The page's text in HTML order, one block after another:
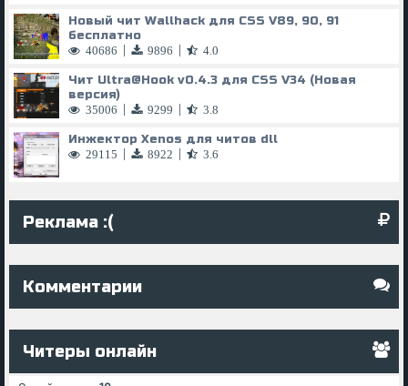
Новый чит Wallhack для CSS V89, 90, 91
бесплатно
40686 9896 4.0
Чит Ultra@Hook v0.4.3 для CSS V34 (Новая
версия)
35006 9299 3.8
Инжектор Xenos для читов dll
29115 8922 3.6
Реклама :(
Комментарии
Читеры онлайн